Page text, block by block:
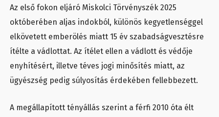
Az első fokon eljáró Miskolci Törvényszék 2025
októberében aljas indokból, különös kegyetlenséggel
elkövetett emberölés miatt 15 év szabadságvesztésre
ítélte a vádlottat. Az ítélet ellen a vádlott és védője
enyhítésért, illetve téves jogi minősítés miatt, az
ügyészség pedig súlyosítás érdekében fellebbezett.
A megállapított tényállás szerint a férfi 2010 óta élt